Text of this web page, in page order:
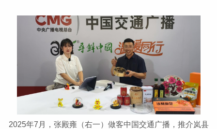
2025年7月，张殿雍（右一）做客中国交通广播，推介岚县